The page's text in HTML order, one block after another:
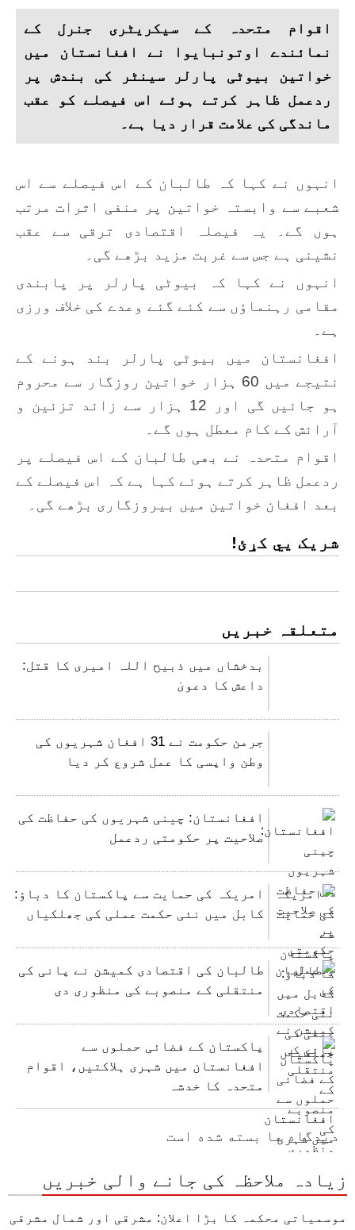
اقوام متحدہ کے سیکریٹری جنرل کے
نمائندے اوتونبایوا نے افغانستان میں
خواتین بیوٹی پارلر سینٹر کی بندش پر
ردعمل ظاہر کرتے ہوئے اس فیصلے کو عقب
ماندگی کی علامت قرار دیا ہے۔
انہوں نے کہا کہ طالبان کے اس فیصلے سے اس
شعبے سے وابستہ خواتین پر منفی اثرات مرتب
ہوں گے۔ یہ فیصلہ اقتصادی ترقی سے عقب
نشینی ہے جس سے غربت مزید بڑھے گی۔
انہوں نے کہا کہ بیوٹی پارلر پر پابندی
مقامی رہنماؤں سے کئے گئے وعدے کی خلاف ورزی
ہے۔
افغانستان میں بیوٹی پارلر بند ہونے کے
نتیجے میں 60 ہزار خواتین روزگار سے محروم
ہو جائیں گی اور 12 ہزار سے زائد تزئین و
آرائش کے کام معطل ہوں گے۔
اقوام متحدہ نے بھی طالبان کے اس فیصلے پر
ردعمل ظاہر کرتے ہوئے کہا ہے کہ اس فیصلے کے
بعد افغان خواتین میں بیروزگاری بڑھے گی۔
شریک یي کړئ!
متعلقہ خبریں
بدخشاں میں ذبیح اللہ امیری کا قتل:
داعش کا دعویٰ
جرمن حکومت نے 31 افغان شہریوں کی
وطن واپسی کا عمل شروع کر دیا
افغانستان: چینی شہریوں کی حفاظت کی
صلاحیت پر حکومتی ردعمل
امریکہ کی حمایت سے پاکستان کا دباؤ:
کابل میں نئی حکمت عملی کی جھلکیاں
طالبان کی اقتصادی کمیشن نے پانی کی
منتقلی کے منصوبے کی منظوری دی
پاکستان کے فضائی حملوں سے
افغانستان میں شہری ہلاکتیں، اقوام
متحدہ کا خدشہ
دیدگاه ها بسته شده است
زیادہ ملاحظہ کی جانے والی خبریں
موسمیاتی محکمہ کا بڑا اعلان: مشرقی اور شمال مشرقی